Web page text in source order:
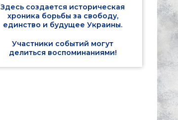
Здесь создается историческая
хроника борьбы за свободу,
единство и будущее Украины.
Участники событий могут
делиться воспоминаниями!